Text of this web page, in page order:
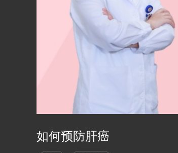
如何预防肝癌